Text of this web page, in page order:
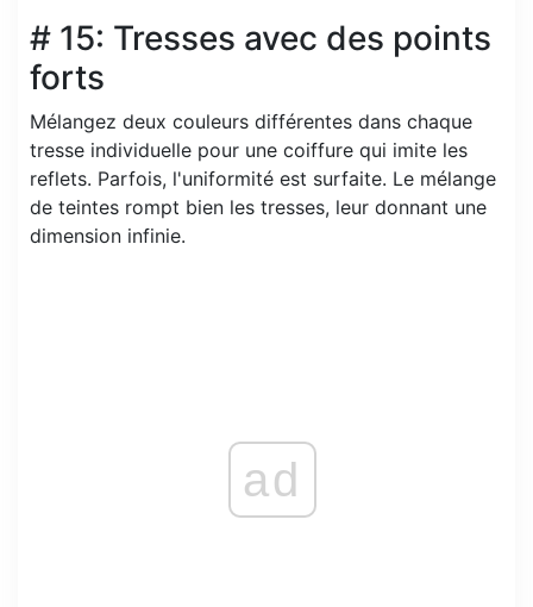
# 15: Tresses avec des points
forts
Mélangez deux couleurs différentes dans chaque
tresse individuelle pour une coiffure qui imite les
reflets. Parfois, l'uniformité est surfaite. Le mélange
de teintes rompt bien les tresses, leur donnant une
dimension infinie.
ad